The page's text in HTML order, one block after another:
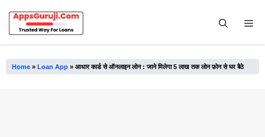
content
Home » Loan App » आधार कार्ड से ऑनलाइन लोन : जाने मिलेगा 5 लाख तक लोन फ़ोन से घर बैठे